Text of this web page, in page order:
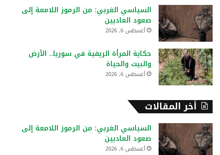
السياسي الغربي: من الرموز اللامعة إلى
صعود العاديين
أغسطس 6, 2026
حكاية المرأة الريفية في سوريا.. الأرض
والبيت والحياة
أغسطس 6, 2026
أخر المقالات
السياسي الغربي: من الرموز اللامعة إلى
صعود العاديين
أغسطس 6, 2026